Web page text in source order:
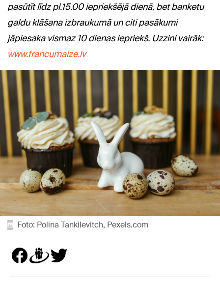
pasūtīt līdz pl.15.00 iepriekšējā dienā, bet banketu
galdu klāšana izbraukumā un citi pasākumi
jāpiesaka vismaz 10 dienas iepriekš. Uzzini vairāk:
www.francumaize.lv
Foto: Polina Tankilevitch, Pexels.com